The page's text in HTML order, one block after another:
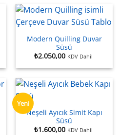
Modern Quilling Duvar
Süsü
₺2.050,00 KDV Dahil
Yeni
Neşeli Ayıcık Simit Kapı
Süsü
₺1.600,00 KDV Dahil